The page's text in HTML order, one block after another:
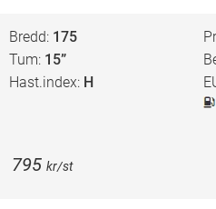
Bredd 175
Tum 15”
Hast.index H
795 kr/st